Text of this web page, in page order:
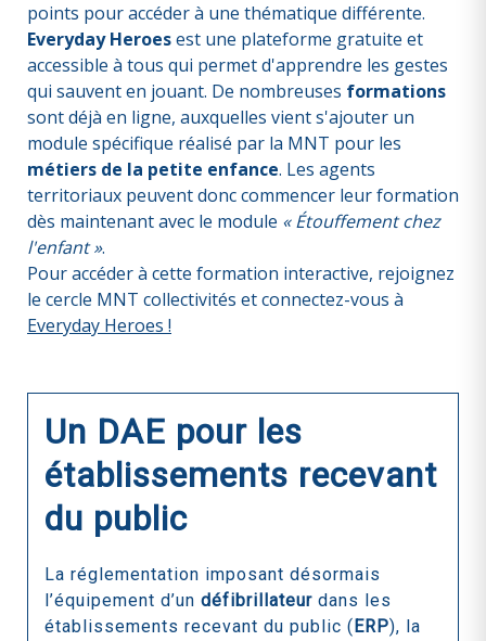
points pour accéder à une thématique différente.
Everyday Heroesest une plateforme gratuite et
accessible à tous qui permet d'apprendre les gestes
qui sauvent en jouant. De nombreuses formations
sont déjà en ligne, auxquelles vient s'ajouter un
module spécifique réalisé par la MNT pour les
métiers de la petite enfance. Les agents
territoriaux peuvent donc commencer leur formation
dès maintenant avec le module « Étouffement chez
l'enfant ».
Pour accéder à cette formation interactive, rejoignez
le cercle MNT collectivités et connectez-vous à
Everyday Heroes !
Un DAE pour les
établissements recevant
du public
La réglementation imposant désormais
l’équipement d’un défibrillateur dans les
établissements recevant du public (ERP), la